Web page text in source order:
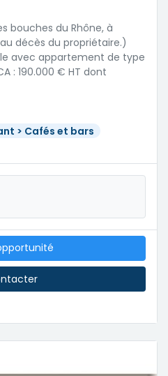
bouches du Rhône, à
décès du propriétaire.)
avec appartement de type
: 190.000 € HT dont
> Cafés et bars